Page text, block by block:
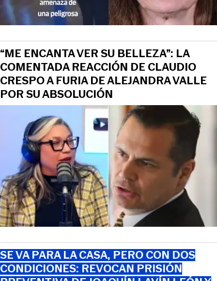
“ME ENCANTA VER SU BELLEZA”: LA
COMENTADA REACCIÓN DE CLAUDIO
CRESPO A FURIA DE ALEJANDRA VALLE
POR SU ABSOLUCIÓN
SE VA PARA LA CASA, PERO CON DOS
CONDICIONES: REVOCAN PRISIÓN